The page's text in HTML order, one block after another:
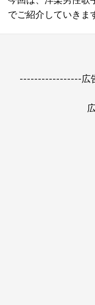
でご紹介していきま
-----------------広